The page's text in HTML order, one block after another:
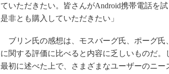
ていただきたい。皆さんがAndroid携帯電話を
是非とも購入していただきたい」
ブリン氏の感想は、モスバーグ氏、ポーグ氏
に関する評価に比べると内容に乏しいものだ
最初に述べた上で、さまざまなユーザーのニ